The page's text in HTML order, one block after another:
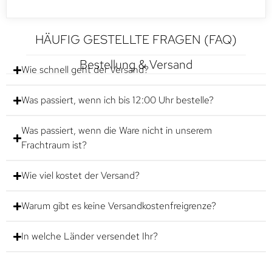
HÄUFIG GESTELLTE FRAGEN (FAQ)
Bestellung & Versand
Wie schnell geht der Versand?
Was passiert, wenn ich bis 12:00 Uhr bestelle?
Was passiert, wenn die Ware nicht in unserem
Frachtraum ist?
Wie viel kostet der Versand?
Warum gibt es keine Versandkostenfreigrenze?
In welche Länder versendet Ihr?